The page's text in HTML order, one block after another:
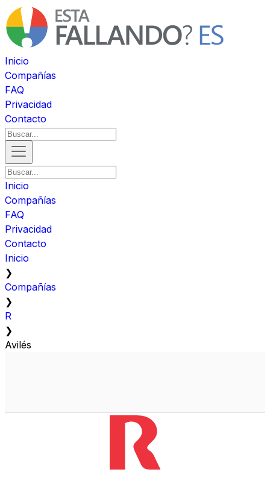
Inicio
Compañías
FAQ
Privacidad
Contacto
Inicio
Compañías
FAQ
Privacidad
Contacto
Inicio
❯
Compañías
❯
R
❯
Avilés